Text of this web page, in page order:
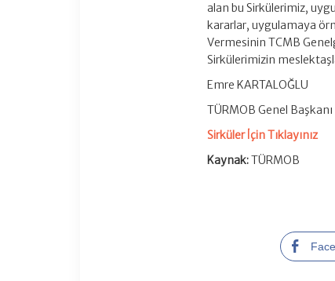
alan bu Sirkülerimiz,
kararlar, uygulamaya
Vermesinin TCMB
Sirkülerimizin
Emre KARTALOĞLU
TÜRMOB Genel Başkanı
Sirküler İçin Tıklayınız
Kaynak:TÜRMOB